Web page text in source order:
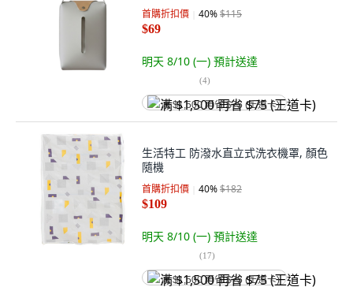
首購折扣價 40%$115
$69
明天 8/10 (一) 預計送達
(4)
满 $1,500 再省 $75 (王道卡)
生活特工 防潑水直立式洗衣機罩, 顏色
隨機
首購折扣價 40%$182
$109
明天 8/10 (一) 預計送達
(17)
满 $1,500 再省 $75 (王道卡)